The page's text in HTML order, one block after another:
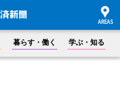
暮らす・働く 学ぶ・知る